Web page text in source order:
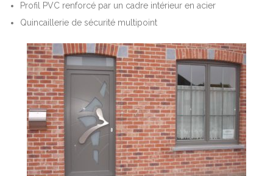
Profil PVC renforcé par un cadre intérieur en acier
Quincaillerie de sécurité multipoint